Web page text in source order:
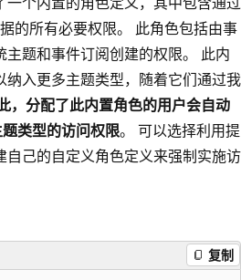
的所有必要权限。 此角色包括由事
题和事件订阅创建的权限。 此内
纳入更多主题类型，随着它们通过我
，分配了此内置角色的用户会自动
类型的访问权限。 可以选择利用提
己的自定义角色定义来强制实施访
复制